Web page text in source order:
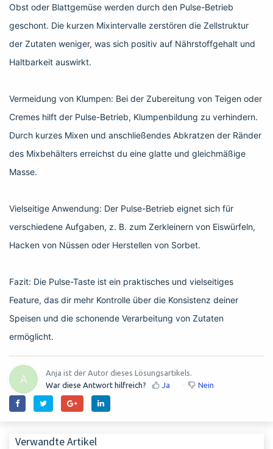
Obst oder Blattgemüse werden durch den Pulse-Betrieb
geschont. Die kurzen Mixintervalle zerstören die Zellstruktur
der Zutaten weniger, was sich positiv auf Nährstoffgehalt und
Haltbarkeit auswirkt.
Vermeidung von Klumpen: Bei der Zubereitung von Teigen oder
Cremes hilft der Pulse-Betrieb, Klumpenbildung zu verhindern.
Durch kurzes Mixen und anschließendes Abkratzen der Ränder
des Mixbehälters erreichst du eine glatte und gleichmäßige
Masse.
Vielseitige Anwendung: Der Pulse-Betrieb eignet sich für
verschiedene Aufgaben, z. B. zum Zerkleinern von Eiswürfeln,
Hacken von Nüssen oder Herstellen von Sorbet.
Fazit: Die Pulse-Taste ist ein praktisches und vielseitiges
Feature, das dir mehr Kontrolle über die Konsistenz deiner
Speisen und die schonende Verarbeitung von Zutaten
ermöglicht.
A
Anja ist der Autor dieses Lösungsartikels.
War diese Antwort hilfreich?
Ja Nein
Verwandte Artikel